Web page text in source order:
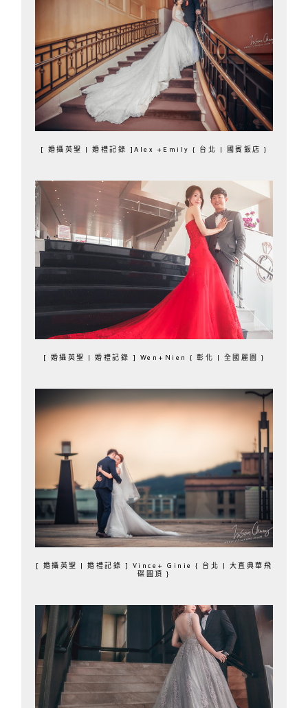
[ 婚攝英聖 | 婚禮記錄 ]Alex +Emily { 台北 | 國賓飯店 }
[ 婚攝英聖 | 婚禮記錄 ] Wen+Nien { 彰化 | 全國麗園 }
[ 婚攝英聖 | 婚禮記錄 ] Vince+ Ginie { 台北 | 大直典華飛
碟圓頂 }